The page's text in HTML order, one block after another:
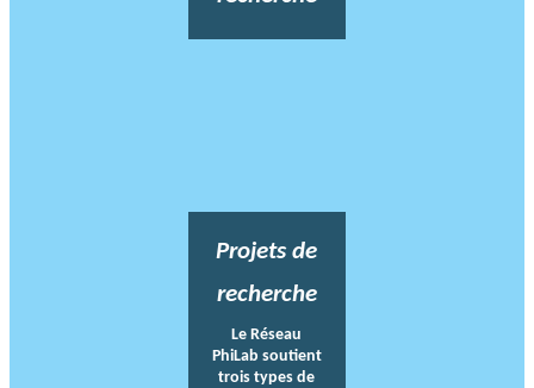
Projets de
recherche
Le Réseau
PhiLab soutient
trois types de